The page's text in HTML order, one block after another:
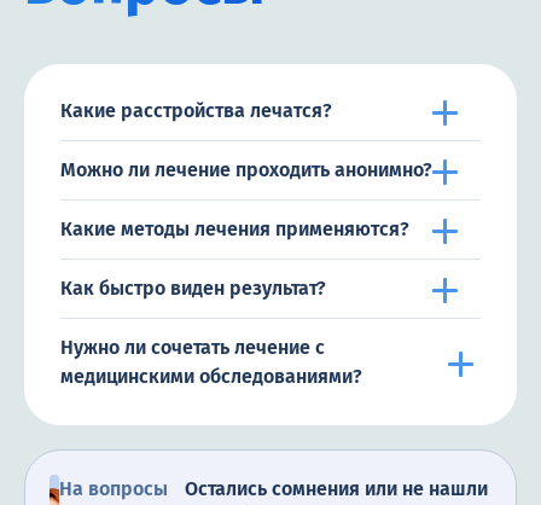
Какие расстройства лечатся?
Можно ли лечение проходить анонимно?
Какие методы лечения применяются?
Как быстро виден результат?
Нужно ли сочетать лечение с
медицинскими обследованиями?
На вопросы
Остались сомнения или не нашли